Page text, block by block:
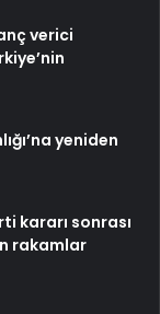
verici
yeniden
kararı sonrası
rakamlar